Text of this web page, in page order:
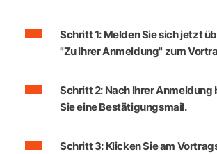
Schritt 1: Melden Sie sich jetzt
"Zu Ihrer Anmeldung" zum
Schritt 2: Nach Ihrer Anmeldung
Sie eine Bestätigungsmail.
Schritt 3: Klicken Sie am